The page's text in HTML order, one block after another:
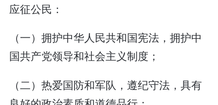
应征公民：
（一）拥护中华人民共和国宪法，拥护中
国共产党领导和社会主义制度；
（二）热爱国防和军队，遵纪守法，具有